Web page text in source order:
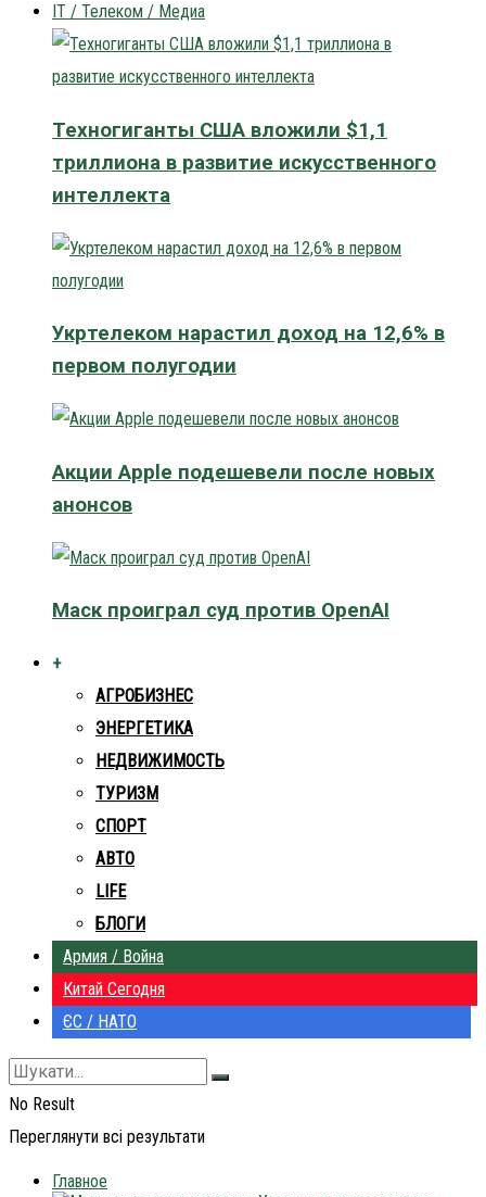
IT / Телеком / Медиа
Техногиганты США вложили $1,1
триллиона в развитие искусственного
интеллекта
Укртелеком нарастил доход на 12,6% в
первом полугодии
Акции Apple подешевели после новых
анонсов
Маск проиграл суд против OpenAI
+
АГРОБИЗНЕС
ЭНЕРГЕТИКА
НЕДВИЖИМОСТЬ
ТУРИЗМ
СПОРТ
АВТО
LIFE
БЛОГИ
Армия / Война
Китай Сегодня
ЄС / НАТО
No Result
Переглянути всі результати
Главное